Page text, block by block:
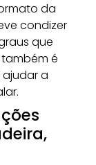
da
condizer
que
é
a